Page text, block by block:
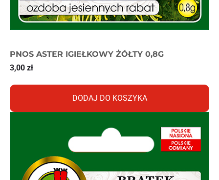
PNOS ASTER IGIEŁKOWY ŻÓŁTY 0,8G
3,00 zł
DODAJ DO KOSZYKA